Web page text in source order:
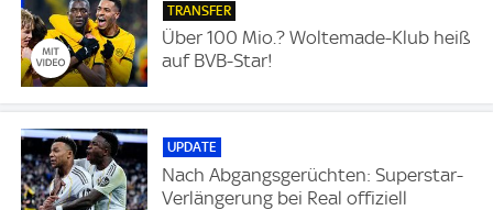
TRANSFER
Über 100 Mio.? Woltemade-Klub heiß
auf BVB-Star!
UPDATE
Nach Abgangsgerüchten: Superstar-
Verlängerung bei Real offiziell